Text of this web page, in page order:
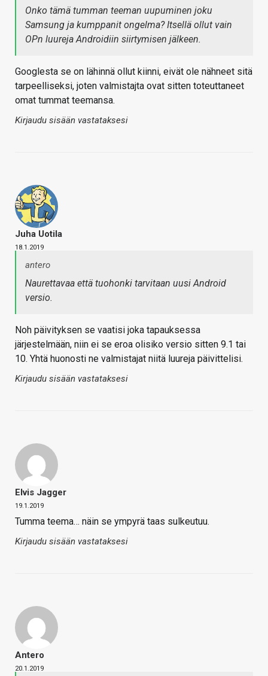
Onko tämä tumman teeman uupuminen joku
Samsung ja kumppanit ongelma? Itsellä ollut vain
OPn luureja Androidiin siirtymisen jälkeen.
Googlesta se on lähinnä ollut kiinni, eivät ole nähneet sitä
tarpeelliseksi, joten valmistajta ovat sitten toteuttaneet
omat tummat teemansa.
Kirjaudu sisään vastataksesi
Juha Uotila
18.1.2019
antero
Naurettavaa että tuohonki tarvitaan uusi Android
versio.
Noh päivityksen se vaatisi joka tapauksessa
järjestelmään, niin ei se eroa olisiko versio sitten 9.1 tai
10. Yhtä huonosti ne valmistajat niitä luureja päivittelisi.
Kirjaudu sisään vastataksesi
Elvis Jagger
19.1.2019
Tumma teema… näin se ympyrä taas sulkeutuu.
Kirjaudu sisään vastataksesi
Antero
20.1.2019